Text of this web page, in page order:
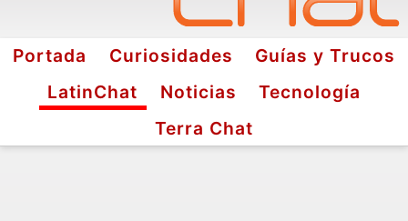
Portada Curiosidades
Guías y Trucos
LatinChat
Noticias
Tecnología
Terra Chat